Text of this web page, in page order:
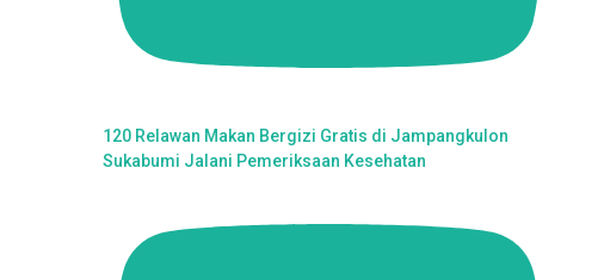
120 Relawan Makan Bergizi Gratis di Jampangkulon
Sukabumi Jalani Pemeriksaan Kesehatan